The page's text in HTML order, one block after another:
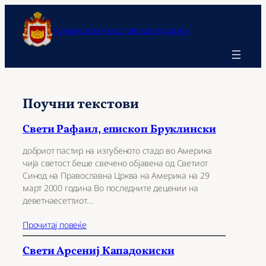
содржината Кумановско-осоговска епархија
Поучни текстови
Свети Рафаил, епископ Бруклински
добриот пастир на изгубеното стадо во Америка
чија светост беше свечено објавена од Светиот
Синод на Православна Црква на Америка на 29
март 2000 година Во последните децении на
деветнаесеттиот…
Прочитај повеќе
Свети Арсениј Кападокиски